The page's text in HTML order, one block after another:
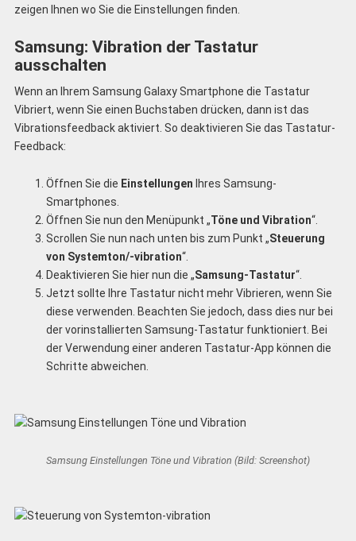
zeigen Ihnen wo Sie die Einstellungen finden.
Samsung: Vibration der Tastatur
ausschalten
Wenn an Ihrem Samsung Galaxy Smartphone die Tastatur
Vibriert, wenn Sie einen Buchstaben drücken, dann ist das
Vibrationsfeedback aktiviert. So deaktivieren Sie das Tastatur-
Feedback:
Öffnen Sie die Einstellungen Ihres Samsung-
Smartphones.
Öffnen Sie nun den Menüpunkt „Töne und Vibration“.
Scrollen Sie nun nach unten bis zum Punkt „Steuerung
von Systemton/-vibration“.
Deaktivieren Sie hier nun die „Samsung-Tastatur“.
Jetzt sollte Ihre Tastatur nicht mehr Vibrieren, wenn Sie
diese verwenden. Beachten Sie jedoch, dass dies nur bei
der vorinstallierten Samsung-Tastatur funktioniert. Bei
der Verwendung einer anderen Tastatur-App können die
Schritte abweichen.
Samsung Einstellungen Töne und Vibration (Bild: Screenshot)